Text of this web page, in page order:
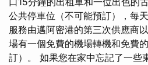
公共停車位（不可能預訂），每
服務由邁阿密港的第三次供應商
場有一個免費的機場轉機和免費
訂）。 如果您在家中忘記了一些